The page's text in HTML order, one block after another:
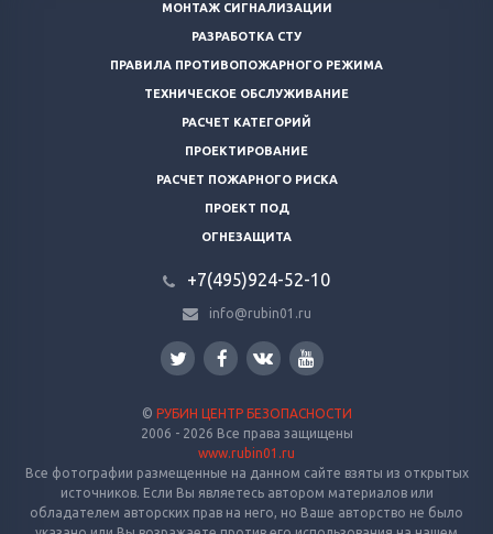
МОНТАЖ СИГНАЛИЗАЦИИ
РАЗРАБОТКА СТУ
ПРАВИЛА ПРОТИВОПОЖАРНОГО РЕЖИМА
ТЕХНИЧЕСКОЕ ОБСЛУЖИВАНИЕ
РАСЧЕТ КАТЕГОРИЙ
ПРОЕКТИРОВАНИЕ
РАСЧЕТ ПОЖАРНОГО РИСКА
ПРОЕКТ ПОД
ОГНЕЗАЩИТА
+7(495)924-52-10
info@rubin01.ru
© РУБИН ЦЕНТР БЕЗОПАСНОСТИ
2006 - 2026 Все права защищены
www.rubin01.ru
Все фотографии размещенные на данном сайте взяты из открытых
источников. Если Вы являетесь автором материалов или
обладателем авторских прав на него, но Ваше авторство не было